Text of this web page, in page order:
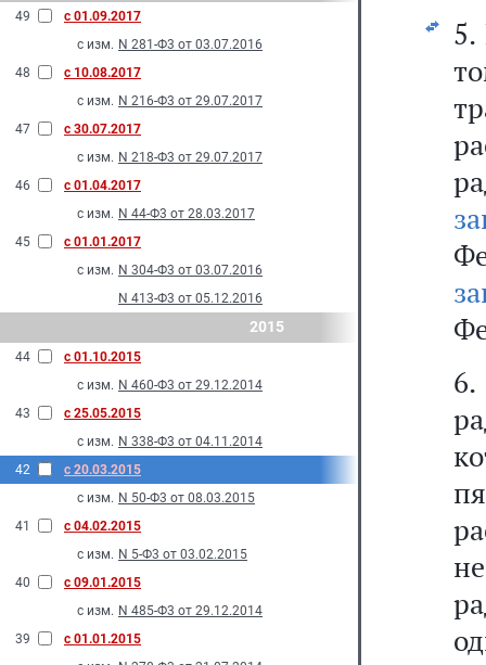
49
с 01.09.2017
с изм. N 281-Ф3 от 03.07.2016
48
с 10.08.2017
с изм. N 216-Ф3 от 29.07.2017
47
с 30.07.2017
с изм. N 218-Ф3 от 29.07.2017
46
с 01.04.2017
с изм. N 44-Ф3 от 28.03.2017
45
с 01.01.2017
с изм. N 304-Ф3 от 03.07.2016
N 413-Ф3 от 05.12.2016
2015
44
с 01.10.2015
с изм. N 460-Ф3 от 29.12.2014
43
с 25.05.2015
с изм. N 338-Ф3 от 04.11.2014
42
с 20.03.2015
с изм. N 50-Ф3 от 08.03.2015
41
с 04.02.2015
с изм. N 5-Ф3 от 03.02.2015
40
с 09.01.2015
с изм. N 485-Ф3 от 29.12.2014
39
с 01.01.2015
5.